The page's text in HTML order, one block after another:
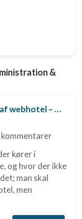
&
10 klassiske fejl ved valg af webhotel – og hvordan du undgår dem
kommentarer
kører i
og hvor der ikke
man skal
men